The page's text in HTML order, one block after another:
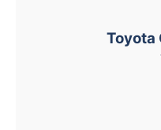
Toyota